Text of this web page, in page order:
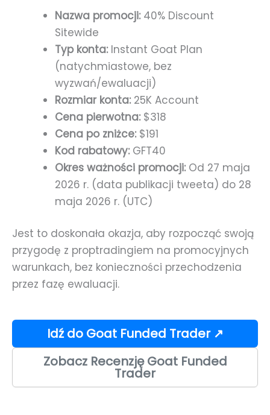
Nazwa promocji:40% Discount
Sitewide
Typ konta:Instant Goat Plan
(natychmiastowe, bez
wyzwań/ewaluacji)
Rozmiar konta:25K Account
Cena pierwotna:$318
Cena po zniżce:$191
Kod rabatowy:GFT40
Okres ważności promocji:Od 27 maja
2026 r. (data publikacji tweeta) do 28
maja 2026 r. (UTC)
Jest to doskonała okazja, aby rozpocząć swoją
przygodę z proptradingiem na promocyjnych
warunkach, bez konieczności przechodzenia
przez fazę ewaluacji.
Idź do Goat Funded Trader ↗
Zobacz Recenzję Goat Funded
Trader